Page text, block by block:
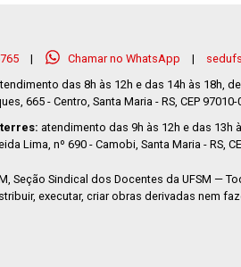
| Chamar no WhatsApp |
das 8h às 12h e das 14h às 18h,
665 - Centro, Santa Maria - RS, CEP 97010-
atendimento das 9h às 12h e das 13h
Lima, nº 690 - Camobi, Santa Maria - RS,
Seção Sindical dos Docentes da UFSM —
executar, criar obras derivadas nem